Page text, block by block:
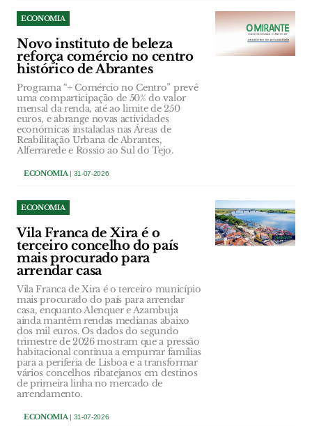
ECONOMIA
Novo instituto de beleza
reforça comércio no centro
histórico de Abrantes
Programa “+ Comércio no Centro” prevê
uma comparticipação de 50% do valor
mensal da renda, até ao limite de 250
euros, e abrange novas actividades
económicas instaladas nas Áreas de
Reabilitação Urbana de Abrantes,
Alferrarede e Rossio ao Sul do Tejo.
ECONOMIA | 31-07-2026
ECONOMIA
Vila Franca de Xira é o
terceiro concelho do país
mais procurado para
arrendar casa
Vila Franca de Xira é o terceiro município
mais procurado do país para arrendar
casa, enquanto Alenquer e Azambuja
ainda mantêm rendas medianas abaixo
dos mil euros. Os dados do segundo
trimestre de 2026 mostram que a pressão
habitacional continua a empurrar famílias
para a periferia de Lisboa e a transformar
vários concelhos ribatejanos em destinos
de primeira linha no mercado de
arrendamento.
ECONOMIA | 31-07-2026